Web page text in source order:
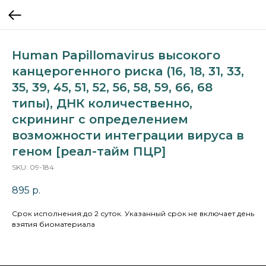
Human Papillomavirus высокого
канцерогенного риска (16, 18, 31, 33,
35, 39, 45, 51, 52, 56, 58, 59, 66, 68
типы), ДНК количественно,
скрининг с определением
возможности интеграции вируса в
геном [реал-тайм ПЦР]
SKU: 09-184
895 р.
Cрок исполнения:до 2 суток. Указанный срок не включает день
взятия биоматериала